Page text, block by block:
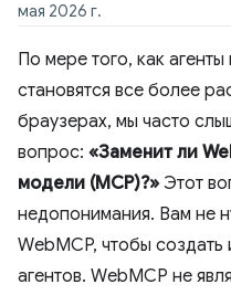
мая 2026 г.
По мере того, как агенты
становятся все более
браузерах, мы часто
вопрос: «Заменит ли
модели (MCP)?» Этот
недопонимания. Вам не
WebMCP, чтобы
агентов. WebMCP не